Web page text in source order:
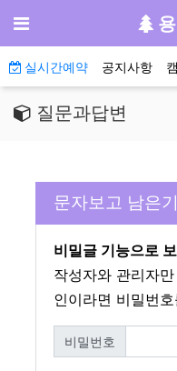
메뉴 용
메인 메뉴
실시간예약 공지사항
질문과답변
문자보고 남은
비밀글 기능으로
작성자와 관리자
인이라면 비밀번
비밀번호
필수